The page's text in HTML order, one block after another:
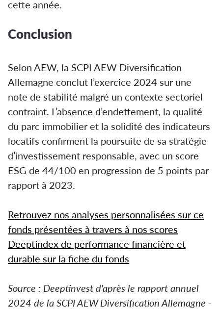
cette année.
Conclusion
Selon AEW, la SCPI AEW Diversification
Allemagne conclut l’exercice 2024 sur une
note de stabilité malgré un contexte sectoriel
contraint. L’absence d’endettement, la qualité
du parc immobilier et la solidité des indicateurs
locatifs confirment la poursuite de sa stratégie
d’investissement responsable, avec un score
ESG de 44/100 en progression de 5 points par
rapport à 2023.
Retrouvez nos analyses personnalisées sur ce
fonds présentées à travers à nos scores
Deeptindex de performance financière et
durable sur la fiche du fonds
Source : Deeptinvest d'après le rapport annuel
2024 de la SCPI AEW Diversification Allemagne -